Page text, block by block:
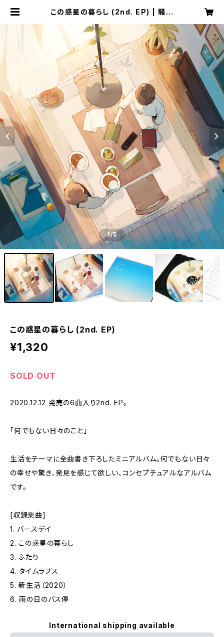
この惑星の暮らし (2nd. EP) | 騒音
1/5
この惑星の暮らし (2nd. EP)
¥1,320
SOLD OUT
2020.12.12 発売の6曲入り2nd. EP。
「何でもない日々のこと」
生活をテーマに全曲書き下ろしたミニアルバム。何でもない日々
の幸せや驚き、発見を感じて欲しい、コンセプチュアルなアルバム
です。
[収録楽曲]
1. バースデイ
2. この惑星の暮らし
3. ふたり
4. タイムラプス
5. 新生活（2020）
6. 雨の日のバス停
International shipping available